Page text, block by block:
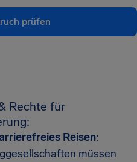
prüfen
Rechte für
Reisen:
müssen